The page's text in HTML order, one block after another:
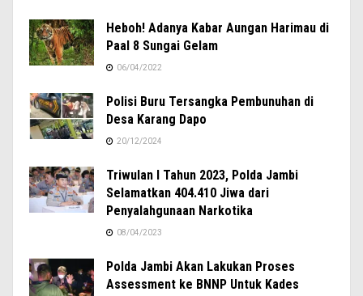
Heboh! Adanya Kabar Aungan Harimau di
Paal 8 Sungai Gelam
06/04/2022
Polisi Buru Tersangka Pembunuhan di
Desa Karang Dapo
20/12/2024
Triwulan I Tahun 2023, Polda Jambi
Selamatkan 404.410 Jiwa dari
Penyalahgunaan Narkotika
08/04/2023
Polda Jambi Akan Lakukan Proses
Assessment ke BNNP Untuk Kades